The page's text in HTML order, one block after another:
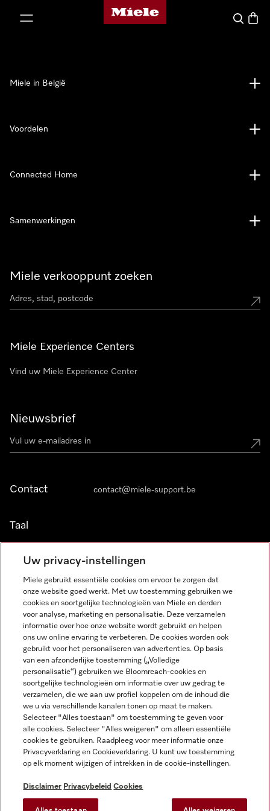
Miele homepage
Wat zoek
Miele verkooppunt zoeken
Miele Experience Centers
Vind uw Miele Experience Center
Nieuwsbrief
Contact contact@miele-support.be
Taal
NEDERLANDS
Miele in België
Voordelen
Connected Home
Samenwerkingen
Wettelijke Informatie
Algemene voorwaarden
Privacybeleid
Gebruiksvoorwaarden
Toegankelijkheidsverklaring
Digital Services Act
Miele op Facebook
Miele op Youtube
Miele op Instagram
Miele op Pinterest
Uw privacy-instellingen
Miele gebruikt essentiële cookies om ervoor te zorgen dat
onze website goed werkt. Met uw toestemming gebruiken we
cookies en soortgelijke technologieën van Miele en derden
voor analyse, marketing en personalisatie. Deze verzamelen
informatie over hoe onze website wordt gebruikt en helpen
ons uw online ervaring te verbeteren. De cookies worden ook
gebruikt voor het personaliseren van advertenties. Op basis
van een afzonderlijke toestemming („Volledige
personalisatie“) gebruiken we Bloomreach-cookies en
soortgelijke technologieën om informatie over uw gedrag te
verzamelen, die we aan uw profiel koppelen om de inhoud die
we u via verschillende kanalen tonen op maat te maken.
Selecteer "Alles toestaan" om toestemming te geven voor
alle cookies. Selecteer "Alles weigeren" om alleen essentiële
cookies te gebruiken. Raadpleeg voor meer informatie onze
Privacyverklaring en Cookieverklaring. U kunt uw toestemming
op elk moment wijzigen of intrekken in de cookie-instellingen.
Disclaimer Privacybeleid Cookies